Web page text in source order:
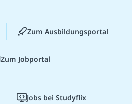
Zum Ausbildungsportal
Zum Jobportal
Jobs bei Studyflix